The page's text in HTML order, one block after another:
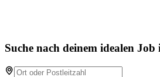
Suche nach deinem idealen